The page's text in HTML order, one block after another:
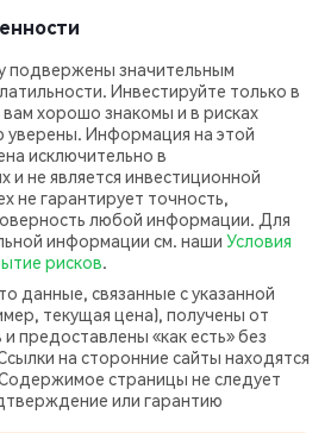
подвержены значительным
Инвестируйте только в
хорошо знакомы и в рисках
уверены. Информация на этой
исключительно в
не является инвестиционной
не гарантирует точность,
любой информации. Для
информации см. наши Условия
рисков.
данные, связанные с указанной
текущая цена), получены от
предоставлены «как есть» без
на сторонние сайты находятся
страницы не следует
или гарантию